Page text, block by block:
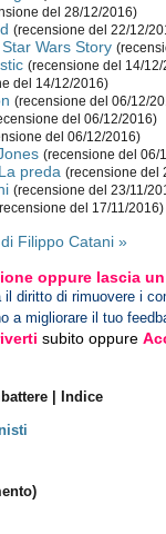
del 28/12/2016)
(recensione del 22/12/
Wars Story
(recensione del 14/12/
del 14/12/2016)
(recensione del 06/12/
del 06/12/2016)
del 06/12/2016)
(recensione del 06/
preda (recensione del
(recensione del 23/11/
del 17/11/2016)
Filippo Catani »
oppure lascia
il diritto di rimuovere i
a migliorare il tuo
subito oppure
| Indice